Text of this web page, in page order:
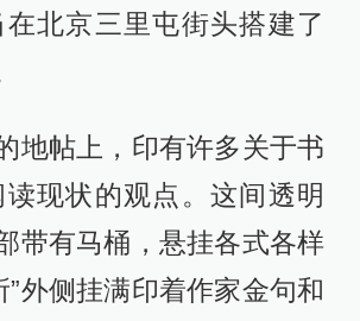
北京三里屯街头搭建了
地帖上，印有许多关于书
读现状的观点。这间透明
带有马桶，悬挂各式各样
”外侧挂满印着作家金句和